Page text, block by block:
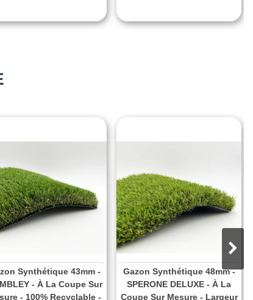
Synthétique 43mm -
- À La Coupe Sur
- 100% Recyclable -
Gazon Synthétique 48mm -
SPERONE DELUXE - À La
Coupe Sur Mesure - Largeur